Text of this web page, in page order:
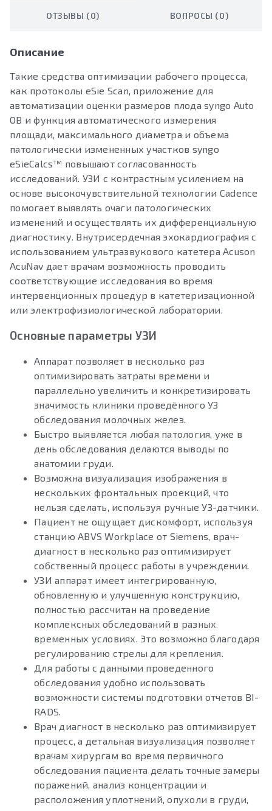
ОТЗЫВЫ (0) ВОПРОСЫ (0)
Описание
Такие средства оптимизации рабочего процесса,
как протоколы eSie Scan, приложение для
автоматизации оценки размеров плода syngo Auto
OB и функция автоматического измерения
площади, максимального диаметра и объема
патологически измененных участков syngo
eSieCalcs™ повышают согласованность
исследований. УЗИ с контрастным усилением на
основе высокочувствительной технологии Cadence
помогает выявлять очаги патологических
изменений и осуществлять их дифференциальную
диагностику. Внутрисердечная эхокардиография с
использованием ультразвукового катетера Acuson
AcuNav дает врачам возможность проводить
соответствующие исследования во время
интервенционных процедур в катетеризационной
или электрофизиологической лаборатории.
Основные параметры УЗИ
Аппарат позволяет в несколько раз
оптимизировать затраты времени и
параллельно увеличить и конкретизировать
значимость клиники проведённого УЗ
обследования молочных желез.
Быстро выявляется любая патология, уже в
день обследования делаются выводы по
анатомии груди.
Возможна визуализация изображения в
нескольких фронтальных проекций, что
нельзя сделать, используя ручные УЗ-датчики.
Пациент не ощущает дискомфорт, используя
станцию ABVS Workplace от Siemens, врач-
диагност в несколько раз оптимизирует
собственный процесс работы в учреждении.
УЗИ аппарат имеет интегрированную,
обновленную и улучшенную конструкцию,
полностью рассчитан на проведение
комплексных обследований в разных
временных условиях. Это возможно благодаря
регулированию стрелы для крепления.
Для работы с данными проведенного
обследования удобно использовать
возможности системы подготовки отчетов BI-
RADS.
Врач диагност в несколько раз оптимизирует
процесс, а детальная визуализация позволяет
врачам хирургам во время первичного
обследования пациента делать точные замеры
поражений, анализ концентрации и
расположения уплотнений, опухоли в груди,